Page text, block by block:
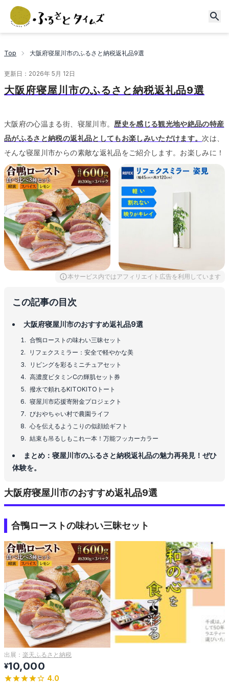
Top 大阪府寝屋川市のふるさと納税返礼品9選
更新日： 2026年 5月 12日
大阪府寝屋川市のふるさと納税返礼品9選
大阪府の心温まる街、寝屋川市。 歴史を感じる観光地や絶品の特産
品がふるさと納税の返礼品としてもお楽しみいただけます。 次は、
そんな寝屋川市からの素敵な返礼品をご紹介します。 お楽しみに！
本サービス内ではアフィリエイト広告を利用しています
この記事の目次
大阪府寝屋川市のおすすめ返礼品9選
合鴨ローストの味わい三昧セット
リフェクスミラー：安全で軽やかな美
リビングを彩るミニチュアセット
高濃度ビタミンCの輝肌セット券
撥水で頼れるKITOKITOトート
寝屋川市応援寄附金プロジェクト
びおやちゃい村で農園ライフ
心を伝えるようこりの似顔絵ギフト
結束も吊るしもこれ一本！万能フッカーカラー
まとめ：寝屋川市のふるさと納税返礼品の魅力再発見！ぜひ
体験を。
大阪府寝屋川市のおすすめ返礼品9選
合鴨ローストの味わい三昧セット
出展： 楽天ふるさと納税
¥10,000
4.0